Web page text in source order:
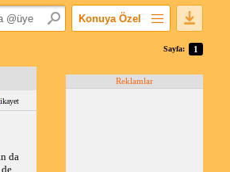
Konuya Özel
Popüler Mesajlar
Sayfa: 1
seçeneğine girince NFC ile ilgili her şey kaybolmuş. Ayarlardan da NFC yazdığımda hiç bir şey gelmiyor. Ayarlardan yine donanım testlerine girdiğimde ordan da
Reklamlar